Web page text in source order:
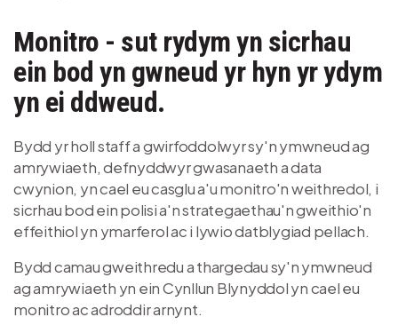
Monitro - sut rydym yn sicrhau
ein bod yn gwneud yr hyn yr ydym
yn ei ddweud.
Bydd yr holl staff a gwirfoddolwyr sy'n ymwneud ag
amrywiaeth, defnyddwyr gwasanaeth a data
cwynion, yn cael eu casglu a'u monitro'n weithredol, i
sicrhau bod ein polisi a'n strategaethau'n gweithio'n
effeithiol yn ymarferol ac i lywio datblygiad pellach.
Bydd camau gweithredu a thargedau sy'n ymwneud
ag amrywiaeth yn ein Cynllun Blynyddol yn cael eu
monitro ac adroddir arnynt.